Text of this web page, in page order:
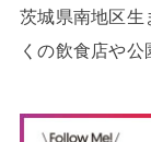
茨城県南地区生
くの飲食店や